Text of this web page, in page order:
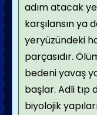
adım atacak
karşılansın ya
yeryüzündeki
parçasıdır.
bedeni yavaş
başlar. Adli tıp
biyolojik